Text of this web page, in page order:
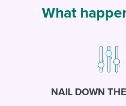
What
NAIL DOWN